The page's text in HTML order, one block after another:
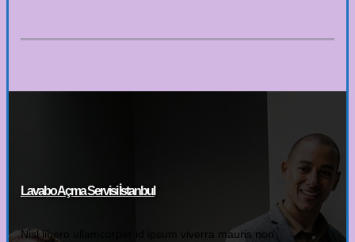
Lavabo Açma Servisi İstanbul
Nisl libero ullamcorper id ipsum viverra mauris non